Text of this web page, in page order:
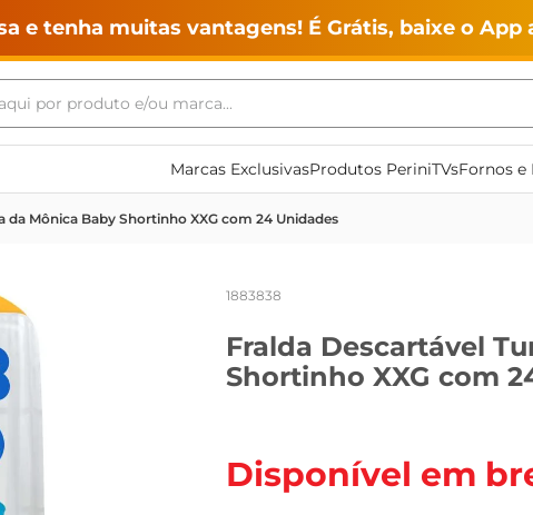
e tenha muitas vantagens! É Grátis, baixe o App
por produto e/ou marca...
Marcas ExclusivasProdutos PeriniTVsFornos e
da Mônica Baby Shortinho XXG com 24 Unidades
1883838
Fralda Descartável
Shortinho XXG com
Disponível em
buscados
lavar